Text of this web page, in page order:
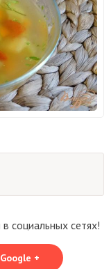
социальных сетях!
Google +